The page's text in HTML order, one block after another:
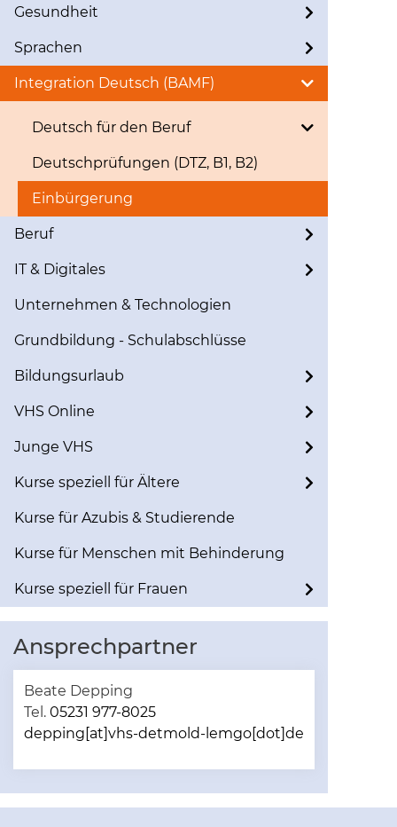
Gesundheit
Sprachen
Integration Deutsch (BAMF)
Deutsch für den Beruf
Deutschprüfungen (DTZ, B1, B2)
Einbürgerung
Beruf
IT & Digitales
Unternehmen & Technologien
Grundbildung - Schulabschlüsse
Bildungsurlaub
VHS Online
Junge VHS
Kurse speziell für Ältere
Kurse für Azubis & Studierende
Kurse für Menschen mit Behinderung
Kurse speziell für Frauen
Ansprechpartner
Beate Depping
Tel. 05231 977-8025
depping[at]vhs-detmold-lemgo[dot]de